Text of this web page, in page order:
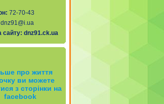
72-70-43
dnz91@i.ua
сайту: dnz91.ck.ua
про життя
ви можете
з сторінки на
facebook